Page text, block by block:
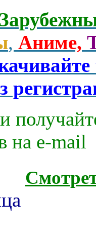
, Аниме,
на e-mаil